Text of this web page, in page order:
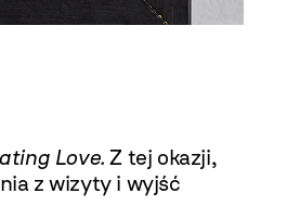
Love.Z tej okazji,
z wizyty i wyjść